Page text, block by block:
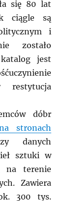
się 80 lat
ciągle są
i
zostało
jest
dóbr
stronach
danych
sztuki w
na terenie
Zawiera
300 tys.